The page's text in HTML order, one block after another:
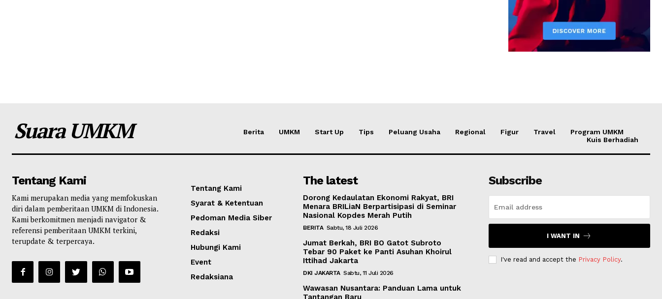
Suara UMKM Berita UMKM Start Up Tips Peluang Usaha Regional Figur Travel
Program UMKM
Kuis Berhadiah
Tentang Kami
Kami merupakan media yang memfokuskan
diri dalam pemberitaan UMKM di Indonesia.
Kami berkomitmen menjadi navigator &
referensi pemberitaan UMKM terkini,
terupdate & terpercaya.
Tentang Kami
Syarat & Ketentuan
Pedoman Media Siber
Redaksi
Hubungi Kami
Event
Redaksiana
The latest
Dorong Kedaulatan Ekonomi Rakyat, BRI
Menara BRILiaN Berpartisipasi di Seminar
Nasional Kopdes Merah Putih
BERITA Sabtu, 18 Juli 2026
Jumat Berkah, BRI BO Gatot Subroto
Tebar 90 Paket ke Panti Asuhan Khoirul
Ittihad Jakarta
DKI JAKARTA Sabtu, 11 Juli 2026
Wawasan Nusantara: Panduan Lama untuk
Tantangan Baru
Subscribe
I WANT IN
I've read and accept the Privacy Policy.